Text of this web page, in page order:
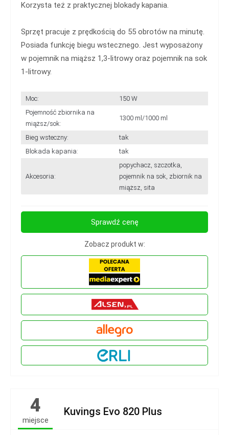
Korzysta też z praktycznej blokady kapania.
Sprzęt pracuje z prędkością do 55 obrotów na minutę.
Posiada funkcję biegu wstecznego. Jest wyposażony
w pojemnik na miąższ 1,3-litrowy oraz pojemnik na sok
1-litrowy.
Moc:
150 W
Pojemność zbiornika na
miąższ/sok:
1300 ml/1000 ml
Bieg wsteczny:
tak
Blokada kapania:
tak
Akcesoria:
popychacz, szczotka,
pojemnik na sok, zbiornik na
miąższ, sita
Sprawdź cenę
Zobacz produkt w:
4
miejsce
Kuvings Evo 820 Plus